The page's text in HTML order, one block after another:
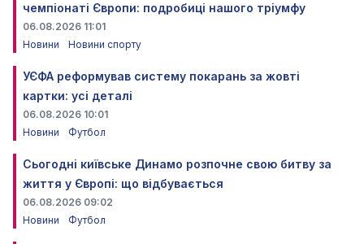
чемпіонаті Європи: подробиці нашого тріумфу
06.08.2026 11:01
Новини
Новини спорту
УЄФА реформував систему покарань за жовті
картки: усі деталі
06.08.2026 10:01
Новини
Футбол
Сьогодні київське Динамо розпочне свою битву за
життя у Європі: що відбувається
06.08.2026 09:02
Новини
Футбол